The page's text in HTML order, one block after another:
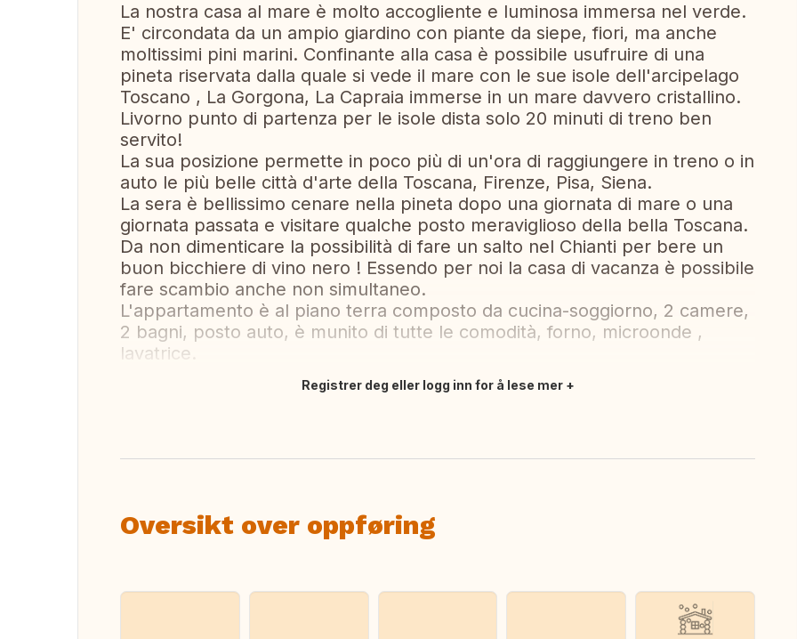
La nostra casa al mare è molto accogliente e luminosa immersa nel verde.
E' circondata da un ampio giardino con piante da siepe, fiori, ma anche
moltissimi pini marini. Confinante alla casa è possibile usufruire di una
pineta riservata dalla quale si vede il mare con le sue isole dell'arcipelago
Toscano , La Gorgona, La Capraia immerse in un mare davvero cristallino.
Livorno punto di partenza per le isole dista solo 20 minuti di treno ben
servito!
La sua posizione permette in poco più di un'ora di raggiungere in treno o in
auto le più belle città d'arte della Toscana, Firenze, Pisa, Siena.
La sera è bellissimo cenare nella pineta dopo una giornata di mare o una
giornata passata e visitare qualche posto meraviglioso della bella Toscana.
Da non dimenticare la possibilità di fare un salto nel Chianti per bere un
buon bicchiere di vino nero ! Essendo per noi la casa di vacanza è possibile
fare scambio anche non simultaneo.
L'appartamento è al piano terra composto da cucina-soggiorno, 2 camere,
2 bagni, posto auto, è munito di tutte le comodità, forno, microonde ,
lavatrice.
Registrer deg eller logg inn for å lese mer
Oversikt over oppføring